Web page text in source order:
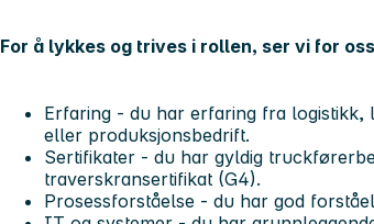
For å lykkes og trives i rollen, ser vi for
Erfaring - du har erfaring fra logistikk,
eller produksjonsbedrift.
Sertifikater - du har gyldig
traverskransertifikat (G4).
Prosessforståelse - du har god